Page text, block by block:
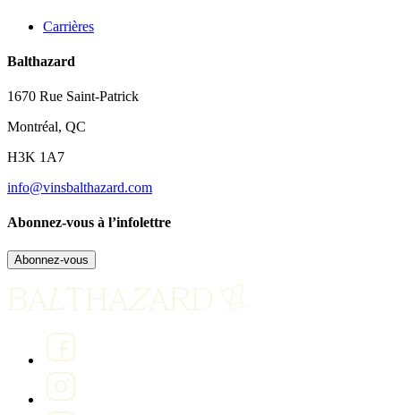
Carrières
Balthazard
1670 Rue Saint-Patrick
Montréal, QC
H3K 1A7
info@vinsbalthazard.com
Abonnez-vous à l’infolettre
Abonnez-vous